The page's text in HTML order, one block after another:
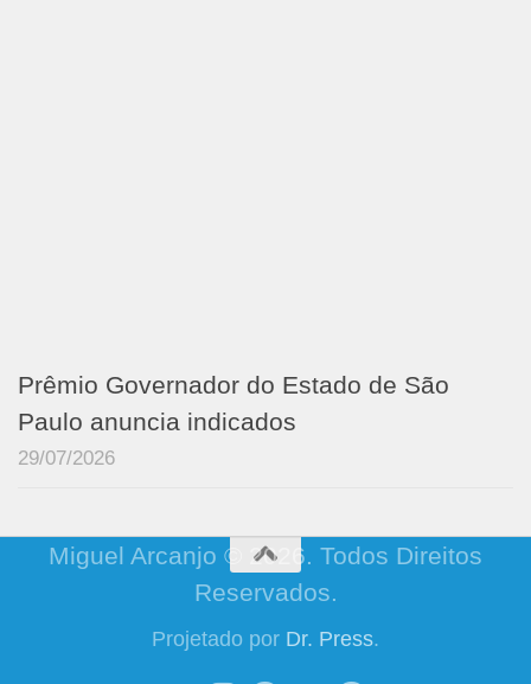
Prêmio Governador do Estado de São
Paulo anuncia indicados
29/07/2026
Miguel Arcanjo © 2026. Todos Direitos
Reservados.
Projetado por Dr. Press.